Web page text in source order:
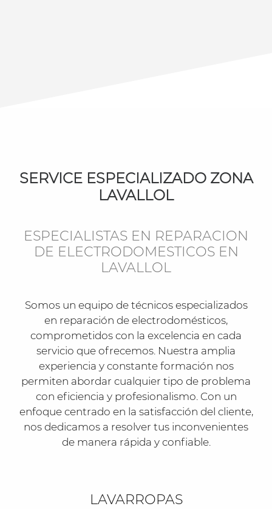
SERVICE ESPECIALIZADO ZONA
LAVALLOL
ESPECIALISTAS EN REPARACION
DE ELECTRODOMESTICOS EN
LAVALLOL
Somos un equipo de técnicos especializados
en reparación de electrodomésticos,
comprometidos con la excelencia en cada
servicio que ofrecemos. Nuestra amplia
experiencia y constante formación nos
permiten abordar cualquier tipo de problema
con eficiencia y profesionalismo. Con un
enfoque centrado en la satisfacción del cliente,
nos dedicamos a resolver tus inconvenientes
de manera rápida y confiable.
LAVARROPAS